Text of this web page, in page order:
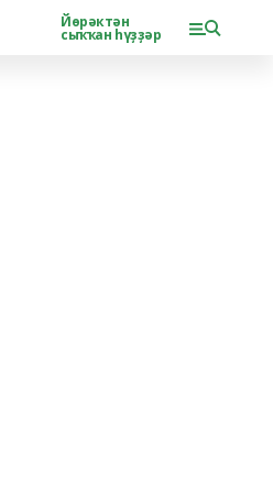
Йөрәктән
сыҡҡан һүҙҙәр